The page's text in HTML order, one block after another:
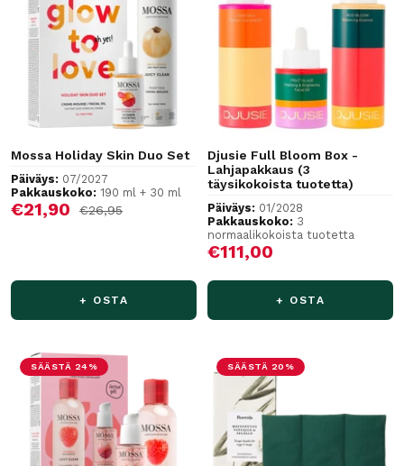
Mossa Holiday Skin Duo Set
Päiväys: 07/2027
Pakkauskoko: 190 ml + 30 ml
Alennushinta
€21,90 Normaalihinta
€26,95
+ OSTA
Djusie Full Bloom Box -
Lahjapakkaus (3
täysikokoista tuotetta)
Päiväys: 01/2028
Pakkauskoko: 3
normaalikokoista tuotetta
Alennushinta
€111,00
+ OSTA
SÄÄSTÄ 24% SÄÄSTÄ 20%